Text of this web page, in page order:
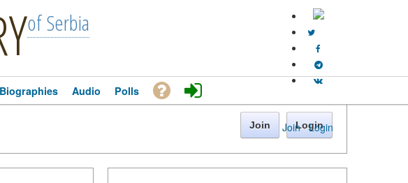
of Serbia
Join · Login
Biographies Audio Polls
Join Login